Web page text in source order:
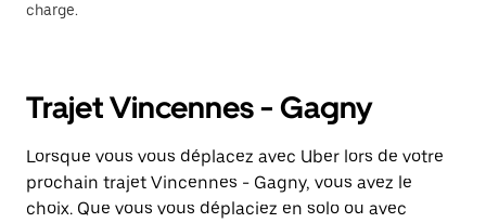
charge.
Trajet Vincennes - Gagny
Lorsque vous vous déplacez avec Uber lors de votre
prochain trajet Vincennes - Gagny, vous avez le
choix. Que vous vous déplaciez en solo ou avec